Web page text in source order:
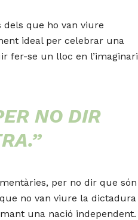
que ho van viure
ideal per celebrar una
fer-se un lloc en l’imaginari
NO DIR
per no dir que són
no van viure la dictadura
una nació independent.